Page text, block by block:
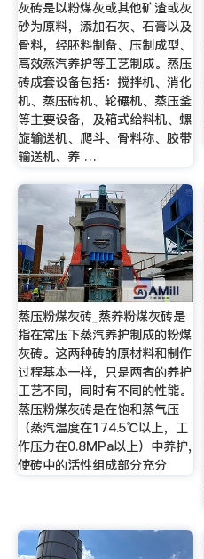
灰砖是以粉煤灰或其他矿渣或灰
砂为原料，添加石灰、石膏以及
骨料，经胚料制备、压制成型、
高效蒸汽养护等工艺制成。蒸压
砖成套设备包括：搅拌机、消化
机、蒸压砖机、轮碾机、蒸压釜
等主要设备，及箱式给料机、螺
旋输送机、爬斗、骨料称、胶带
输送机、养 …
蒸压粉煤灰砖_蒸养粉煤灰砖是
指在常压下蒸汽养护制成的粉煤
灰砖。这两种砖的原材料和制作
过程基本一样，只是两者的养护
工艺不同，同时有不同的性能。
蒸压粉煤灰砖是在饱和蒸气压
（蒸汽温度在174.5℃以上，工
作压力在0.8MPa以上）中养护,
使砖中的活性组成部分充分